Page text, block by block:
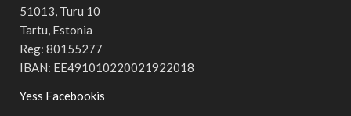
51013, Turu 10
Tartu, Estonia
Reg: 80155277
IBAN: EE491010220021922018
Yess Facebookis